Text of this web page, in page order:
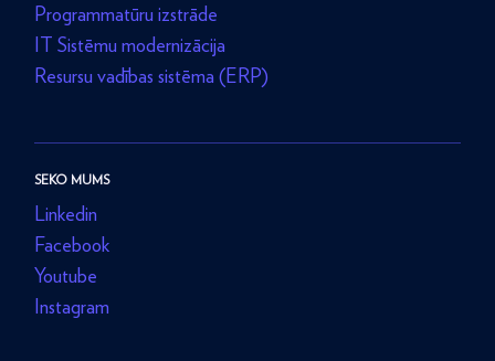
Programmatūru izstrāde
IT Sistēmu modernizācija
Resursu vadības sistēma (ERP)
SEKO MUMS
Linkedin
Facebook
Youtube
Instagram